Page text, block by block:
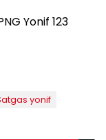
Yonif 123
yonif